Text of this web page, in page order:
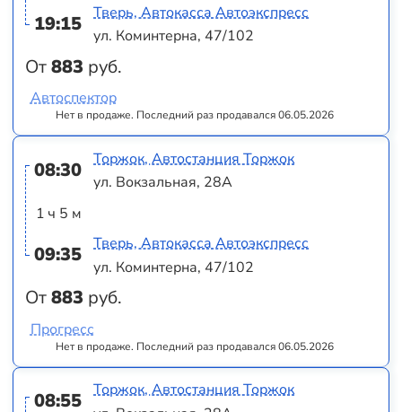
19:15
От883 руб.
Тверь, Автокасса Автоэкспресс
ул. Коминтерна, 47/102
Нет в продаже. Последний раз продавался 06.05.2026
Автоспектор
08:30
1 ч 5 м
09:35
От883 руб.
Торжок, Автостанция Торжок
ул. Вокзальная, 28А
Тверь, Автокасса Автоэкспресс
ул. Коминтерна, 47/102
Нет в продаже. Последний раз продавался 06.05.2026
Прогресс
08:55
Торжок, Автостанция Торжок